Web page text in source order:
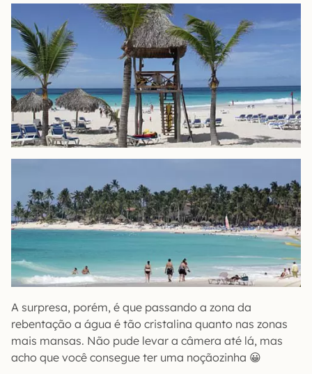
A surpresa, porém, é que passando a zona da
rebentação a água é tão cristalina quanto nas zonas
mais mansas. Não pude levar a câmera até lá, mas
acho que você consegue ter uma noçãozinha 😀